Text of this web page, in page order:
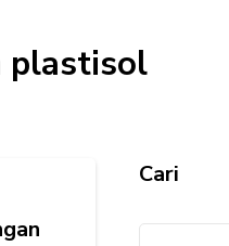
plastisol
Cari